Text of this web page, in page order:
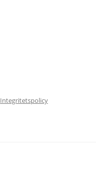
Integritetspolicy